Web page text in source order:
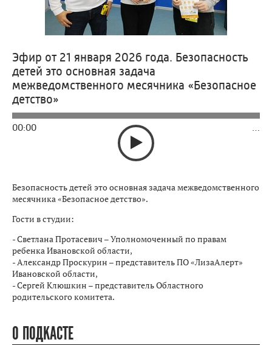
Эфир от 21 января 2026 года. Безопасность
детей это основная задача
межведомственного месячника «Безопасное
детство»
00:00 …
Безопасность детей это основная задача межведомственного
месячника «Безопасное детство».
Гости в студии:
- Светлана Протасевич – Уполномоченный по правам
ребенка Ивановской области,
- Александр Проскурин – представитель ПО «ЛизаАлерт»
Ивановской области,
- Сергей Клюшкин – представитель Областного
родительского комитета.
О ПОДКАСТЕ